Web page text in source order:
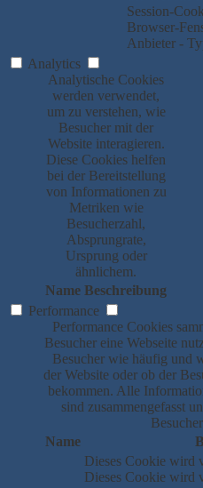
Session-
Browser-
Anbieter -
Analytics
Analytische Cookies
werden verwendet,
um zu verstehen, wie
Besucher mit der
Website interagieren.
Diese Cookies helfen
bei der Bereitstellung
von Informationen zu
Metriken wie
Besucherzahl,
Absprungrate,
Ursprung oder
ähnlichem.
Name Beschreibung
Performance
Performance Cookies
Besucher eine Webseite
Besucher wie häufig und
der Website oder ob der
bekommen. Alle
sind zusammengefasst
Name
Dieses Cookie wird
Dieses Cookie wird